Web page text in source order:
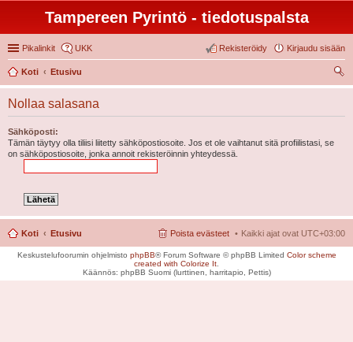
Tampereen Pyrintö - tiedotuspalsta
Pikalinkit UKK Kirjaudu sisään
Rekisteröidy
Koti
Etusivu
tsi
Nollaa salasana
Sähköposti:
Tämän täytyy olla tiliisi liitetty sähköpostiosoite. Jos et ole vaihtanut sitä profiilistasi, se
on sähköpostiosoite, jonka annoit rekisteröinnin yhteydessä.
Koti Etusivu Kaikki ajat ovat UTC+03:00
Poista evästeet
Keskustelufoorumin ohjelmisto phpBB® Forum Software © phpBB Limited Color scheme
created with Colorize It
Käännös: phpBB Suomi (lurttinen, harritapio, Pettis)